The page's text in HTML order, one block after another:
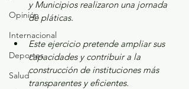
Opinión
Internacional
Deportes
Salud
y Municipios realizaron una jornada
de pláticas.
Este ejercicio pretende ampliar sus
capacidades y contribuir a la
construcción de instituciones más
transparentes y eficientes.